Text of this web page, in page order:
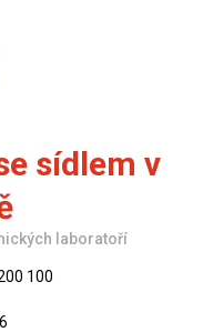
sídlem v
laboratoří
100